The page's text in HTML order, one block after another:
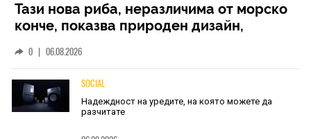
Тази нова риба, неразличима от морско
конче, показва природен дизайн,
0 | 06.08.2026
SOCIAL
Надеждност на уредите, на която можете да
разчитате